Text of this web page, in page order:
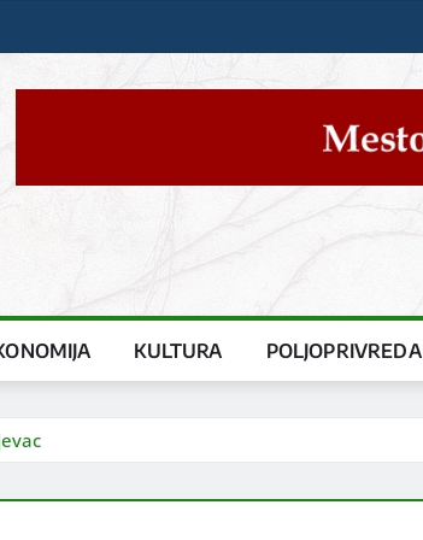
KULTURA POLJOPRIVREDA